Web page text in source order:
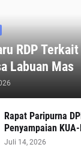
RDP
Labuan Mas
Rapat Paripurna
Penyampaian
Juli 14, 2026